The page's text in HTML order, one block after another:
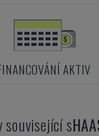
AKTIV
související s